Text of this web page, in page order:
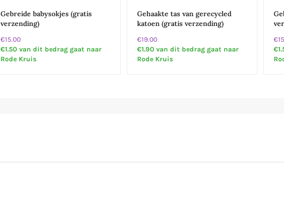
Gebreide babysokjes (gratis
verzending)
€15.00
€1.50 van dit bedrag gaat naar
Rode Kruis
Gehaakte tas van gerecycled
katoen (gratis verzending)
€19.00
€1.90 van dit bedrag gaat naar
Rode Kruis